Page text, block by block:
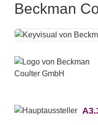
Beckman